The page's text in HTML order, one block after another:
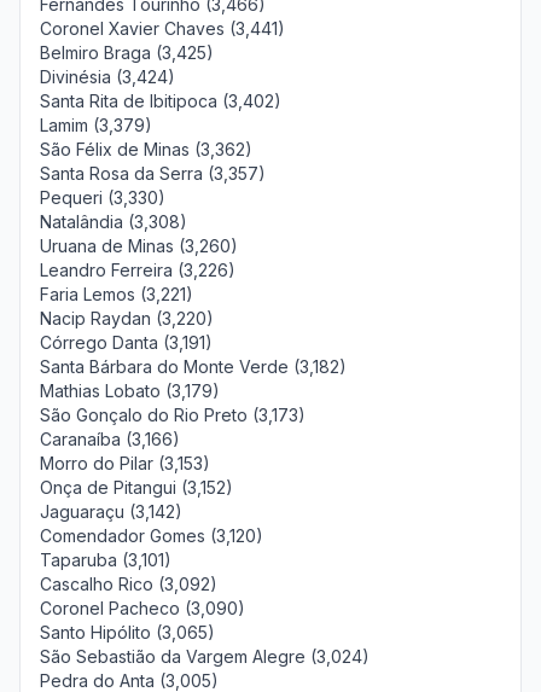
Fernandes Tourinho (3,466)
Coronel Xavier Chaves (3,441)
Belmiro Braga (3,425)
Divinésia (3,424)
Santa Rita de Ibitipoca (3,402)
Lamim (3,379)
São Félix de Minas (3,362)
Santa Rosa da Serra (3,357)
Pequeri (3,330)
Natalândia (3,308)
Uruana de Minas (3,260)
Leandro Ferreira (3,226)
Faria Lemos (3,221)
Nacip Raydan (3,220)
Córrego Danta (3,191)
Santa Bárbara do Monte Verde (3,182)
Mathias Lobato (3,179)
São Gonçalo do Rio Preto (3,173)
Caranaíba (3,166)
Morro do Pilar (3,153)
Onça de Pitangui (3,152)
Jaguaraçu (3,142)
Comendador Gomes (3,120)
Taparuba (3,101)
Cascalho Rico (3,092)
Coronel Pacheco (3,090)
Santo Hipólito (3,065)
São Sebastião da Vargem Alegre (3,024)
Pedra do Anta (3,005)